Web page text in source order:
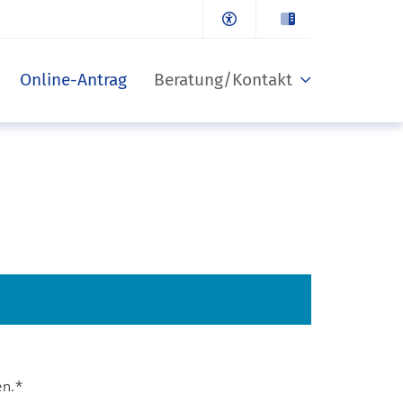
Online-Antrag Beratung/Kontakt